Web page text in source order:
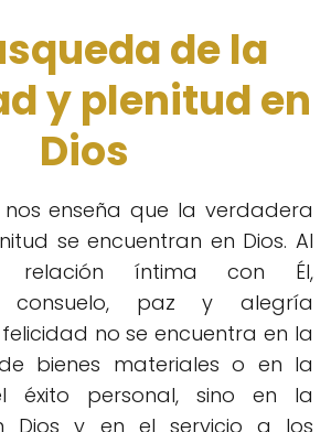
de la
y plenitud en
Dios
enseña que la verdadera
se encuentran en Dios. Al
relación íntima con Él,
consuelo, paz y alegría
no se encuentra en la
bienes materiales o en la
éxito personal, sino en la
Dios y en el servicio a los